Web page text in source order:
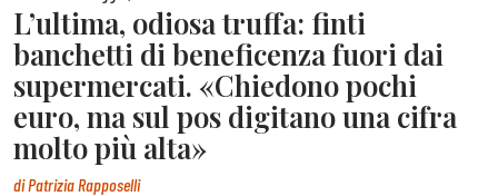
L’ultima, odiosa truffa: finti
banchetti di beneficenza fuori dai
supermercati. «Chiedono pochi
euro, ma sul pos digitano una cifra
molto più alta»
diPatrizia Rapposelli